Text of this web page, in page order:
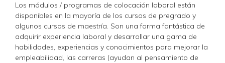
Los módulos / programas de colocación laboral están
disponibles en la mayoría de los cursos de pregrado y
algunos cursos de maestría. Son una forma fantástica de
adquirir experiencia laboral y desarrollar una gama de
habilidades, experiencias y conocimientos para mejorar la
empleabilidad, las carreras (ayudan al pensamiento de